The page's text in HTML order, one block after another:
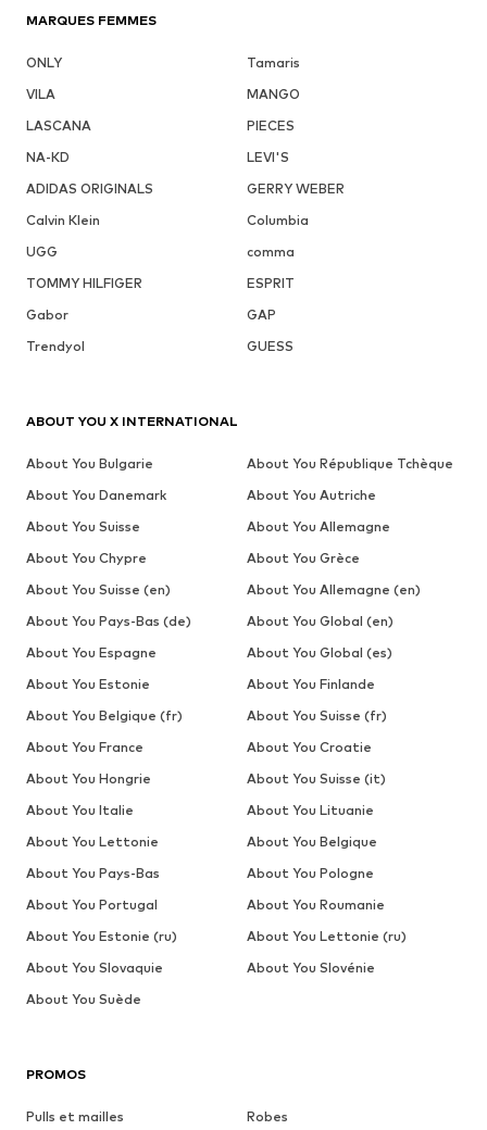
MARQUES FEMMES
ONLY
Tamaris
VILA
MANGO
LASCANA
PIECES
NA-KD
LEVI'S
ADIDAS ORIGINALS
GERRY WEBER
Calvin Klein
Columbia
UGG
comma
TOMMY HILFIGER
ESPRIT
Gabor
GAP
Trendyol
GUESS
PROMOS
Pulls et mailles
Robes
ABOUT YOU X INTERNATIONAL
About You Bulgarie
About You République Tchèque
About You Danemark
About You Autriche
About You Suisse
About You Allemagne
About You Chypre
About You Grèce
About You Suisse (en)
About You Allemagne (en)
About You Pays-Bas (de)
About You Global (en)
About You Espagne
About You Global (es)
About You Estonie
About You Finlande
About You Belgique (fr)
About You Suisse (fr)
About You France
About You Croatie
About You Hongrie
About You Suisse (it)
About You Italie
About You Lituanie
About You Lettonie
About You Belgique
About You Pays-Bas
About You Pologne
About You Portugal
About You Roumanie
About You Estonie (ru)
About You Lettonie (ru)
About You Slovaquie
About You Slovénie
About You Suède